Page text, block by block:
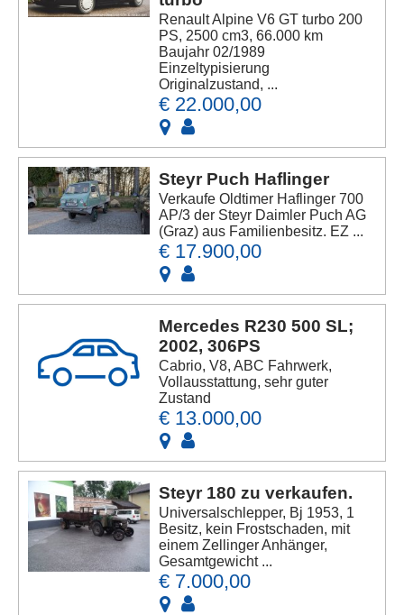
Renault Alpine V6 GT turbo 200
PS, 2500 cm3, 66.000 km
Baujahr 02/1989
Einzeltypisierung
Originalzustand, ...
€ 22.000,00
Steyr Puch Haflinger
Verkaufe Oldtimer Haflinger 700
AP/3 der Steyr Daimler Puch AG
(Graz) aus Familienbesitz. EZ ...
€ 17.900,00
Mercedes R230 500 SL;
2002, 306PS
Cabrio, V8, ABC Fahrwerk,
Vollausstattung, sehr guter
Zustand
€ 13.000,00
Steyr 180 zu verkaufen.
Universalschlepper, Bj 1953, 1
Besitz, kein Frostschaden, mit
einem Zellinger Anhänger,
Gesamtgewicht ...
€ 7.000,00